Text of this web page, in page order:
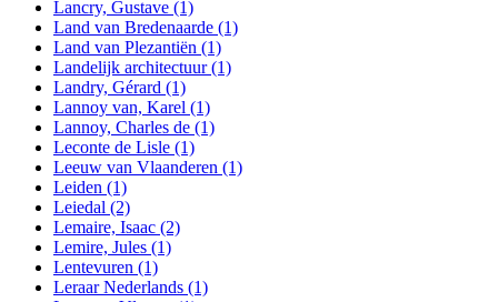
Lancry, Gustave (1)
Land van Bredenaarde (1)
Land van Plezantiën (1)
Landelijk architectuur(1)
Landry, Gérard (1)
Lannoy van, Karel (1)
Lannoy, Charles de (1)
Leconte de Lisle (1)
Leeuw van Vlaanderen (1)
Leiden (1)
Leiedal (2)
Lemaire, Isaac (2)
Lemire, Jules (1)
Lentevuren (1)
Leraar Nederlands (1)